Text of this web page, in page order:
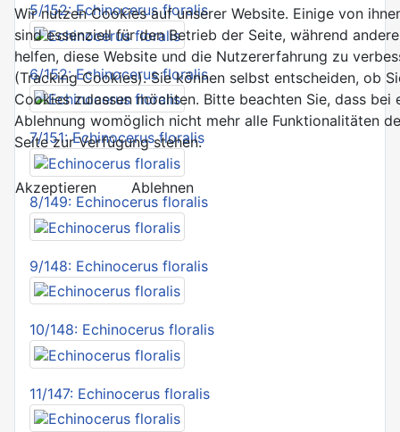
5/152: Echinocerus floralis
6/152: Echinocerus floralis
7/151: Echinocerus floralis
8/149: Echinocerus floralis
9/148: Echinocerus floralis
10/148: Echinocerus floralis
11/147: Echinocerus floralis
Wir nutzen Cookies auf unserer Website. Einige von
sind essenziell für den Betrieb der Seite, während
helfen, diese Website und die Nutzererfahrung zu
(Tracking Cookies). Sie können selbst entscheiden, ob
Cookies zulassen möchten. Bitte beachten Sie, dass bei
Ablehnung womöglich nicht mehr alle Funktionalitäten
Seite zur Verfügung stehen.
Akzeptieren Ablehnen